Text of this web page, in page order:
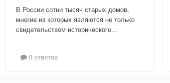
В России сотни тысяч старых домов,
многие из которых являются не только
свидетельством исторического...
0 ответов